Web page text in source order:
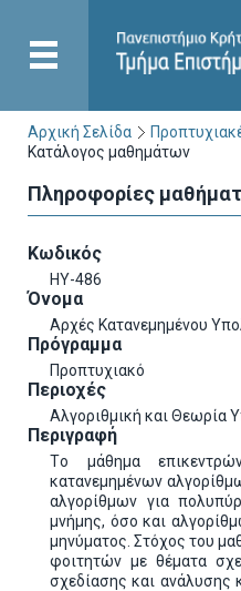
Αρχική Σελίδα
Κατάλογος μαθημάτων
Πληροφορίες
Κωδικός
ΗΥ-486
Όνομα
Αρχές Κατανεμημένου
Πρόγραμμα
Προπτυχιακό
Περιοχές
Αλγοριθμική και Θεωρία
Περιγραφή
Tο μάθημα
κατανεμημένων
αλγορίθμων για
μνήμης, όσο και
μηνύματος. Στόχος του
φοιτητών με θέματα
σχεδίασης και ανάλυσης